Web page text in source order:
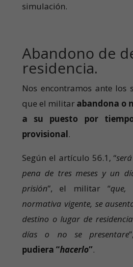
simulación.
Abandono de
residencia.
Nos encontramos ante los
que el militar abandona o
a su puesto por
provisional.
Según el artículo 56.1, “
pena de tres meses y un
prisión”, el militar “que,
normativa vigente, se
destino o lugar de
días o no se presentare
pudiera “hacerlo”.